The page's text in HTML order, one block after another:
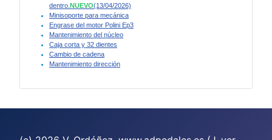
dentro. NUEVO(13/04/2026)
Minisoporte para mecánica
Engrase del motor Polini Ep3
Mantenimiento del núcleo
Caja corta y 32 dientes
Cambio de cadena
Mantenimiento dirección